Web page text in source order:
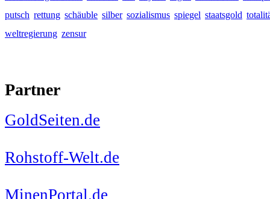
putsch rettung schäuble silber sozialismus spiegel staatsgold
weltregierung zensur
Partner
GoldSeiten.de
Rohstoff-Welt.de
MinenPortal.de